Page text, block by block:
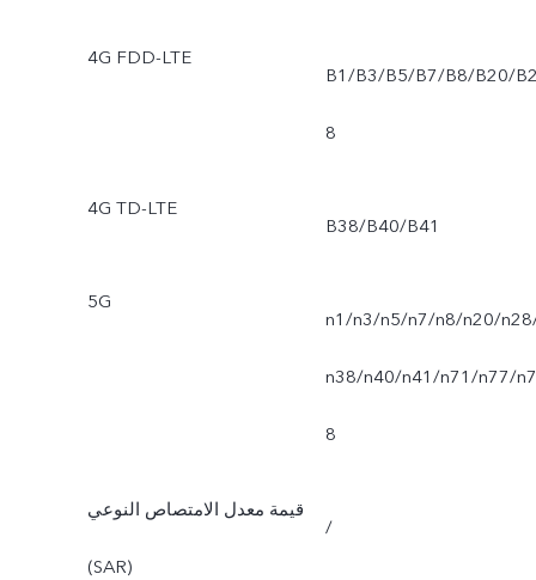
4G FDD-LTE
B1/B3/B5/B7/B8/B20/
8
4G TD-LTE
B38/B40/B41
5G
n1‏/n3‏/n5‏/n7‏/n8‏/n20‏/n28‏/
n38‏/n40‏/n41‏/n71‏/n77‏/n7
8
قيمة معدل الامتصاص النوعي
(SAR)
/